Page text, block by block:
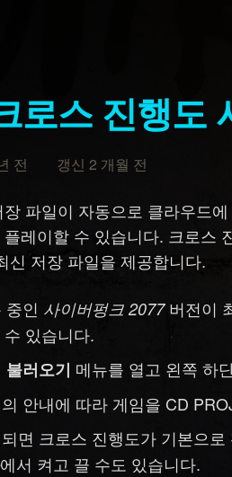
크로스 진행
전 갱신 2 개월 전
장 파일이 자동으로 클라우드
플레이할 수 있습니다. 크로스
신 저장 파일을 제공합니다.
중인 사이버펑크 2077버전이
있습니다.
불러오기 메뉴를 열고 왼쪽 하
안내에 따라 게임을 CD
면 크로스 진행도가 기본으
에서 켜고 끌 수도 있습니다.